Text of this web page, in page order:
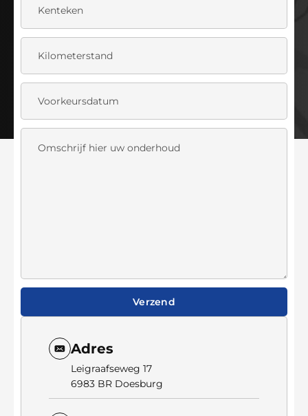
Verzend
Adres
Leigraafseweg 17
6983 BR Doesburg